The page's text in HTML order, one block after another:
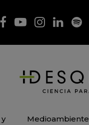
Medioambiente